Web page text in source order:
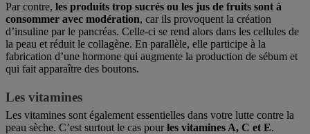
Par contre, les produits trop sucrés ou les jus de fruits sont à
consommer avec modération, car ils provoquent la création
d’insuline par le pancréas. Celle-ci se rend alors dans les cellules de
la peau et réduit le collagène. En parallèle, elle participe à la
fabrication d’une hormone qui augmente la production de sébum et
qui fait apparaître des boutons.
Les vitamines
Les vitamines sont également essentielles dans votre lutte contre la
peau sèche. C’est surtout le cas pourles vitamines A, C et E.